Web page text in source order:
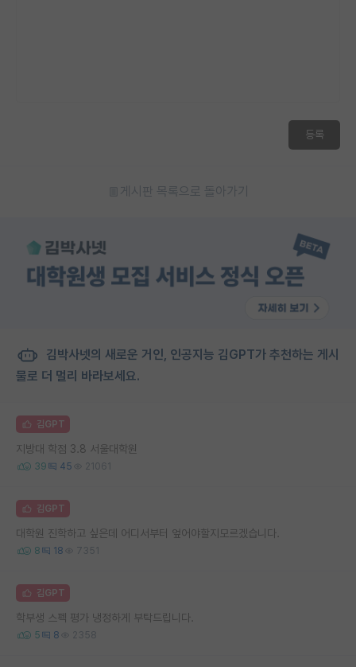
등록
게시판 목록으로 돌아가기
김박사넷의 새로운 거인, 인공지능 김GPT가 추천하는 게시
물로 더 멀리 바라보세요.
김GPT
지방대 학점 3.8 서울대학원
39 45 21061
김GPT
대학원 진학하고 싶은데 어디서부터 엎어야할지모르겠습니다.
8 18 7351
김GPT
학부생 스펙 평가 냉정하게 부탁드립니다.
5 8 2358